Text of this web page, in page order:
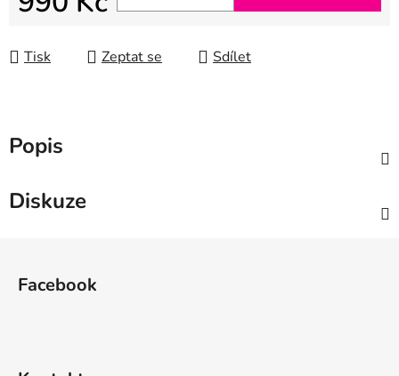
Tisk Zeptat se Sdílet
Popis
Diskuze
Facebook